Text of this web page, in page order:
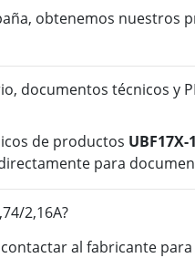
obtenemos nuestros
técnicos y
de productos UBF17X-
para
2,16A?
al fabricante